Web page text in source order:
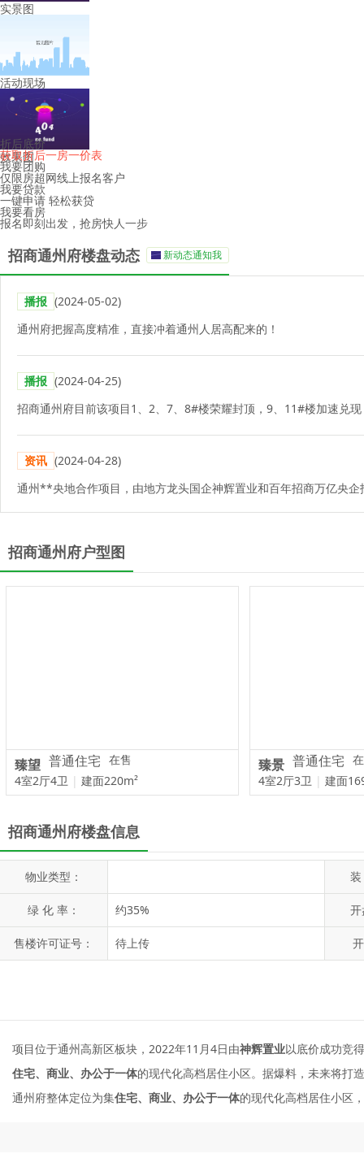
实景图
活动现场
效果图
折后底价
获取折后一房一价表
我要团购
仅限房超网线上报名客户
我要贷款
一键申请 轻松获贷
我要看房
报名即刻出发，抢房快人一步
招商通州府楼盘动态 新动态通知我
播报 (2024-05-02)
通州府把握高度精准，直接冲着通州人居高配来的！
播报 (2024-04-25)
招商通州府目前该项目1、2、7、8#楼荣耀封顶，9、11#楼加速兑
资讯 (2024-04-28)
招商通州府户型图
臻望 普通住宅 在售
4室2厅4卫 | 建面220m²
臻景 普通住宅
4室2厅3卫 | 建面
招商通州府楼盘信息
物业类型：
绿 化 率： 约35%
售楼许可证号： 待上传
项目位于通州高新区板块，2022年11月4日由神辉置业以底价成功竞
住宅、商业、办公于一体的现代化高档居住小区。据爆料，未来将打造
通州府整体定位为集住宅、商业、办公于一体的现代化高档居住小区